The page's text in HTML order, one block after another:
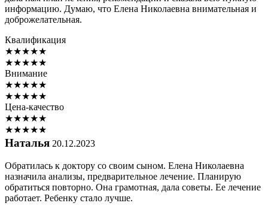
информацию. Думаю, что Елена Николаевна внимательная и
доброжелательная.
Квалификация
★★★★★
★★★★★
Внимание
★★★★★
★★★★★
Цена-качество
★★★★★
★★★★★
Наталья 20.12.2023
Обратилась к доктору со своим сыном. Елена Николаевна
назначила анализы, предварительное лечение. Планирую
обратиться повторно. Она грамотная, дала советы. Ее лечение
работает. Ребенку стало лучше.